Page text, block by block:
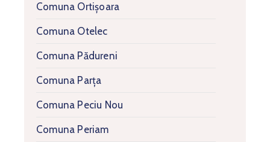
Comuna Ortișoara
Comuna Otelec
Comuna Pădureni
Comuna Parța
Comuna Peciu Nou
Comuna Periam